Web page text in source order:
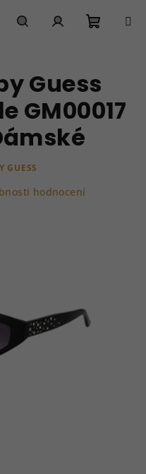
košík
Guess
GM00017
GUESS
hodnocení